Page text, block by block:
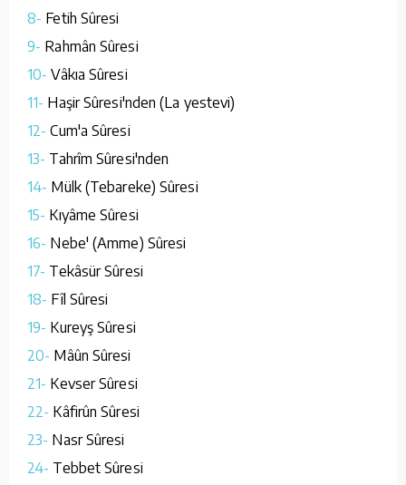
8- Fetih Sûresi
9- Rahmân Sûresi
10- Vâkıa Sûresi
11- Haşir Sûresi'nden (La yestevi)
12- Cum'a Sûresi
13- Tahrîm Sûresi'nden
14- Mülk (Tebareke) Sûresi
15- Kıyâme Sûresi
16- Nebe' (Amme) Sûresi
17- Tekâsür Sûresi
18- Fîl Sûresi
19- Kureyş Sûresi
20- Mâûn Sûresi
21- Kevser Sûresi
22- Kâfirûn Sûresi
23- Nasr Sûresi
24- Tebbet Sûresi